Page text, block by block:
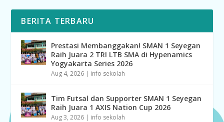
BERITA TERBARU
Prestasi Membanggakan! SMAN 1 Seyegan
Raih Juara 2 TRI LTB SMA di Hypenamics
Yogyakarta Series 2026
Aug 4, 2026 | info sekolah
Tim Futsal dan Supporter SMAN 1 Seyegan
Raih Juara 1 AXIS Nation Cup 2026
Aug 3, 2026 | info sekolah